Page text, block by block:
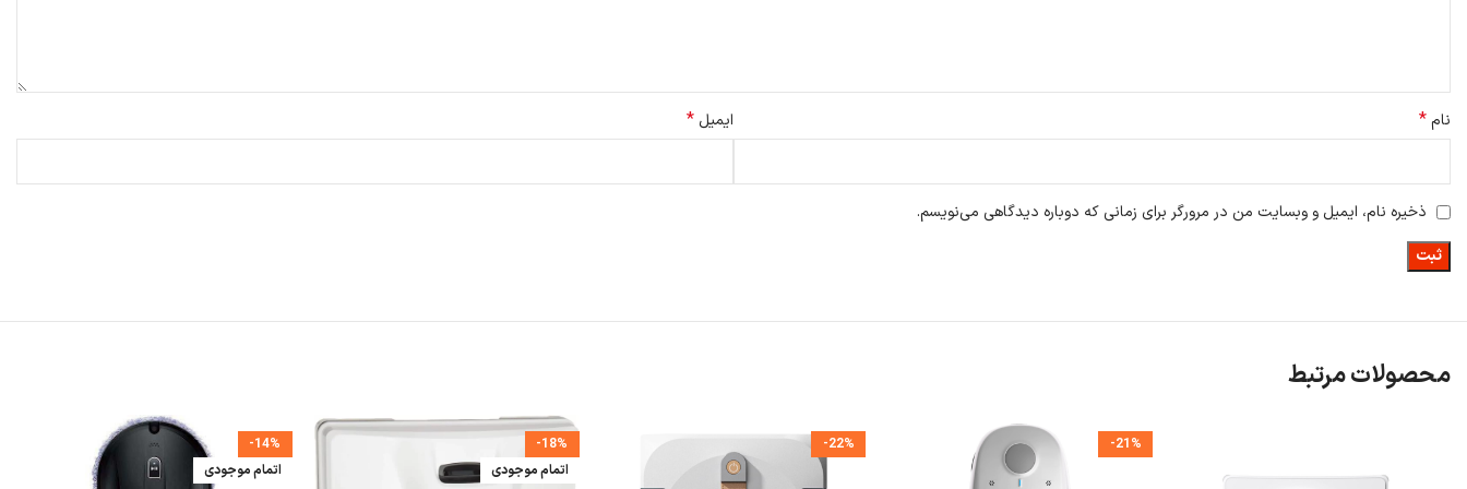
جمع بندی:
نام* ایمیل *
ذخیره نام، ایمیل و وبسایت من در مرورگر برای زمانی که دوباره دیدگاهی می‌نویسم.
محصولات مرتبط
-21%
-22%
-18%
اتمام موجودی
-14%
اتمام موجودی